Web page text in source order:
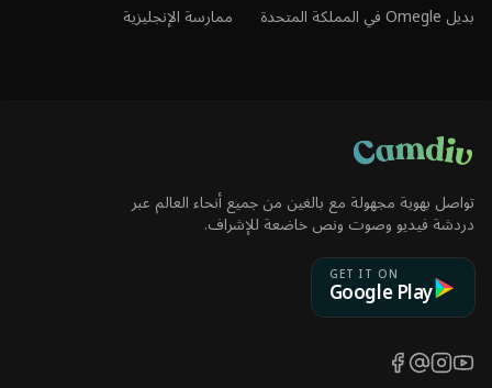
بديل Omegle في المملكة المتحدة
ممارسة الإنجليزية
تواصل بهوية مجهولة مع بالغين من جميع أنحاء العالم عبر
دردشة فيديو وصوت ونص خاضعة للإشراف.
GET IT ON
Google Play